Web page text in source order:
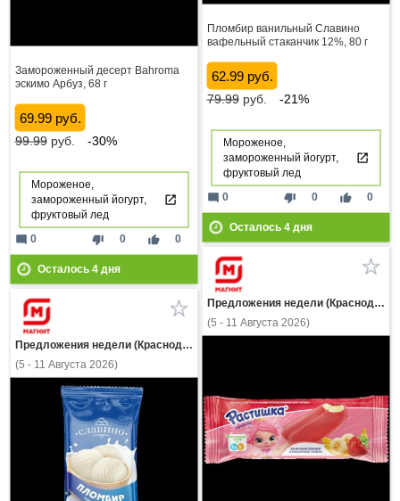
Пломбир ванильный Славино
вафельный стаканчик 12%, 80 г
62.99 руб.
79.99руб. -21%
Мороженое,
замороженный йогурт,
фруктовый лед
thumb_down 0 thumb_up 0
mode_comment 0
Осталось 4дня
Замороженный десерт Bahroma
эскимо Арбуз, 68 г
69.99 руб.
99.99руб. -30%
Мороженое,
замороженный йогурт,
фруктовый лед
thumb_down 0 thumb_up 0
mode_comment 0
Осталось 4дня
Предложения недели (Краснодарский край)
(5 - 11 Августа 2026)
Предложения недели (Краснодарский край)
(5 - 11 Августа 2026)